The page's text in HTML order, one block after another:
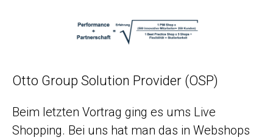
Otto Group Solution Provider (OSP)
Beim letzten Vortrag ging es ums Live
Shopping. Bei uns hat man das in Webshops